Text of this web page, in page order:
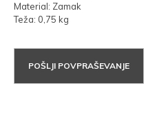
Material: Zamak
Teža: 0,75 kg
POŠLJI POVPRAŠEVANJE